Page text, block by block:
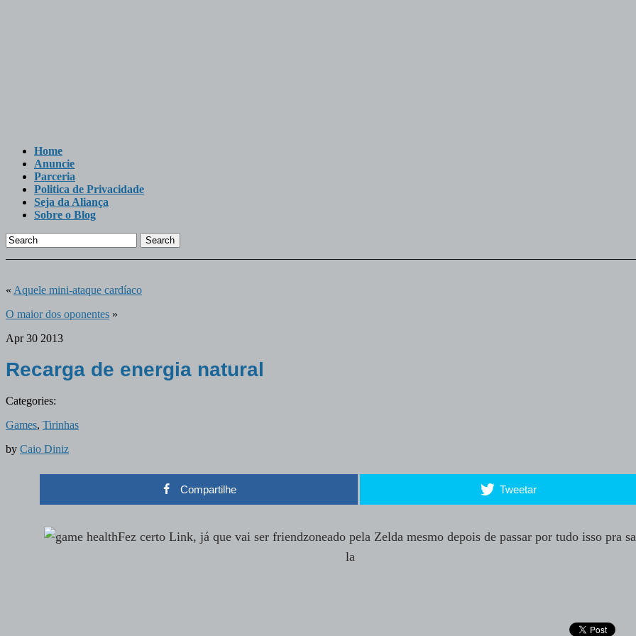
Home
Anuncie
Parceria
Politica de Privacidade
Seja da Aliança
Sobre o Blog
Search
« Aquele mini-ataque cardíaco
O maior dos oponentes »
Apr 30 2013
Recarga de energia natural
Categories:
Games, Tirinhas
by Caio Diniz
Compartilhe Tweetar
Fez certo Link, já que vai ser friendzoneado pela Zelda mesmo depois de passar por tudo isso pra
la